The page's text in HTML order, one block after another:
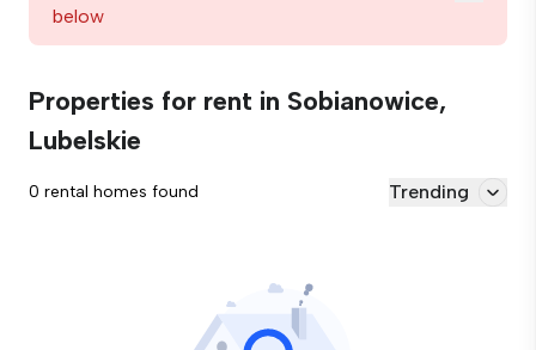
below
Properties for rent in Sobianowice,
Lubelskie
0 rental homes found Trending